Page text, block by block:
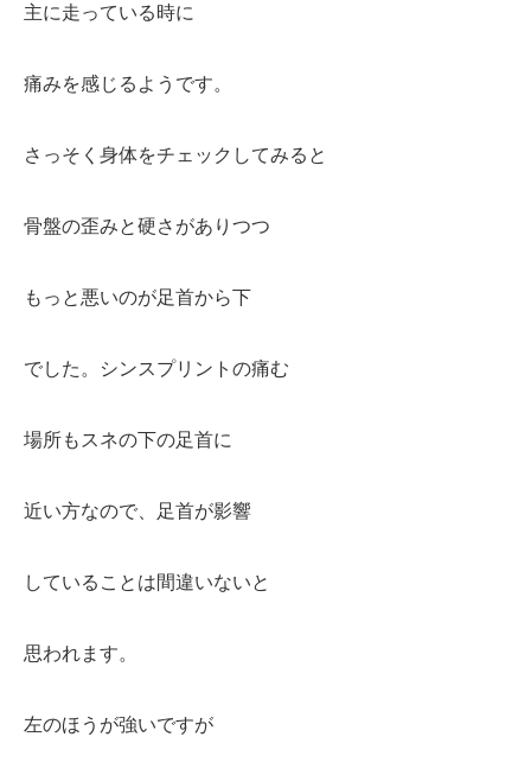
主に走っている時に
痛みを感じるようです。
さっそく身体をチェックしてみると
骨盤の歪みと硬さがありつつ
もっと悪いのが足首から下
でした。シンスプリントの痛む
場所もスネの下の足首に
近い方なので、足首が影響
していることは間違いないと
思われます。
左のほうが強いですが